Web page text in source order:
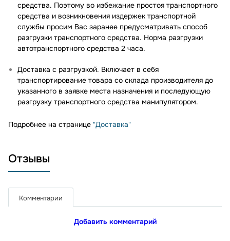
средства. Поэтому во избежание простоя транспортного
средства и возникновения издержек транспортной
службы просим Вас заранее предусматривать способ
разгрузки транспортного средства. Норма разгрузки
автотранспортного средства 2 часа.
Доставка с разгрузкой. Включает в себя
транспортирование товара со склада производителя до
указанного в заявке места назначения и последующую
разгрузку транспортного средства манипулятором.
Подробнее на странице "Доставка"
Отзывы
Комментарии
Добавить комментарий